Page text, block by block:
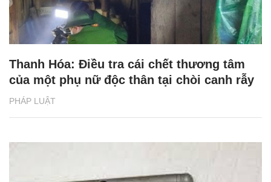
PHÁP LUẬT
Thanh Hóa: Điều tra cái chết thương tâm
của một phụ nữ độc thân tại chòi canh rẫy